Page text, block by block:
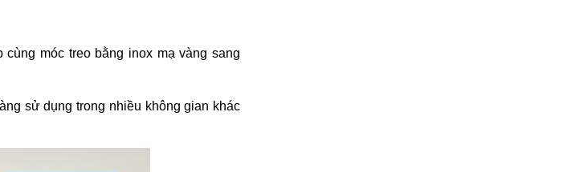
móc treo bằng inox mạ vàng sang
sử dụng trong nhiều không gian khác